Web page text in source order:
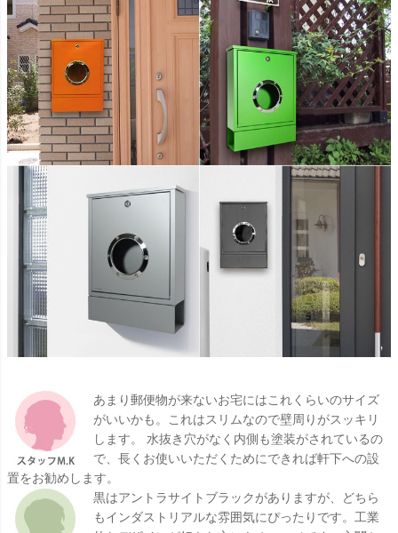
あまり郵便物が来ないお宅にはこれくらいのサイズ
がいいかも。これはスリムなので壁周りがスッキリ
します。 水抜き穴がなく内側も塗装がされているの
で、長くお使いいただくためにできれば軒下への設
置をお勧めします。
黒はアントラサイトブラックがありますが、どちら
もインダストリアルな雰囲気にぴったりです。工業